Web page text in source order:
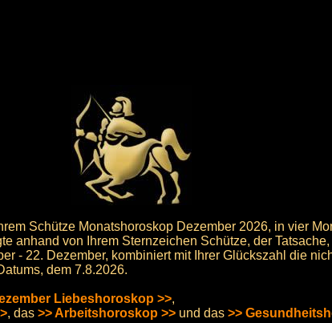
Schütze Monatshoroskop Dezember 2026, in vier
anhand von Ihrem Sternzeichen Schütze, der
- 22. Dezember, kombiniert mit Ihrer Glückszahl die
dem 7.8.2026.
Liebeshoroskop >>,
, das>> Arbeitshoroskop >> und das>>